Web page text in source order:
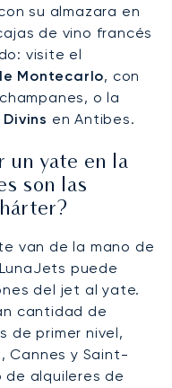
su almazara en
de vino francés
visite el
Montecarlo, con
o la
en Antibes.
un yate en la
son las
van de la mano de
puede
del jet al yate.
cantidad de
de primer nivel,
Cannes y Saint-
alquileres de